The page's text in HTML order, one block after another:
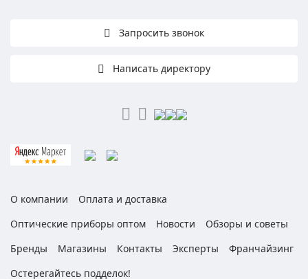
Запросить звонок
Написать директору
О компании
Оплата и доставка
Оптические приборы оптом
Новости
Обзоры и советы
Бренды
Магазины Контакты Эксперты
Франчайзинг
Остерегайтесь подделок!